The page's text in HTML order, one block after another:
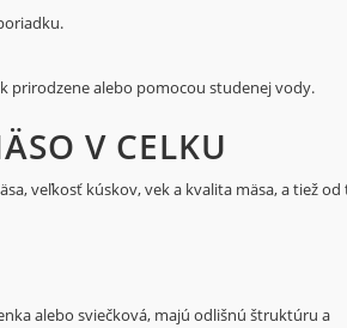
prirodzene alebo pomocou studenej vody.
V CELKU
veľkosť kúskov, vek a kvalita mäsa, a tiež
alebo sviečková, majú odlišnú štruktúru a